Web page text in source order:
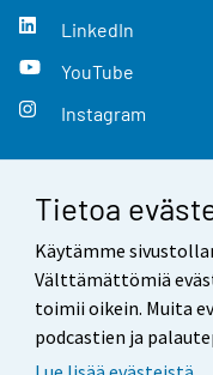
Tietoa
Käytämme
Välttämättömiä
toimii oikein. Muita
podcastien ja
LinkedIn
YouTube
Instagram
Yhteystiedot
Palaute
Käyttöehdot